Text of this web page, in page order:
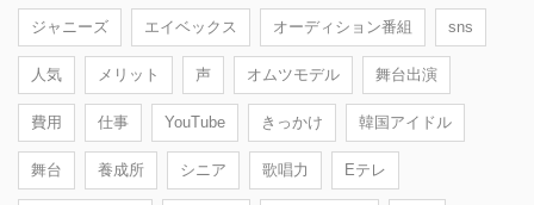
ジャニーズ エイベックス オーディション番組 sns
人気 メリット 声 オムツモデル 舞台出演
費用 仕事 YouTube きっかけ 韓国アイドル
舞台 養成所 シニア 歌唱力 Eテレ